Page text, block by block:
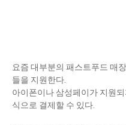
요즘 대부분의 패스트푸드 매
들을 지원한다.
아이폰이나 삼성페이가 지원
식으로 결제할 수 있다.